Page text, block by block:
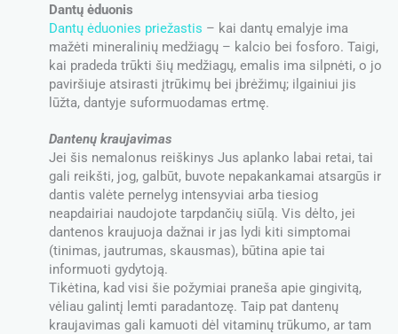
Dantų ėduonis
Dantų ėduonies priežastis – kai dantų emalyje ima
mažėti mineralinių medžiagų – kalcio bei fosforo. Taigi,
kai pradeda trūkti šių medžiagų, emalis ima silpnėti, o jo
paviršiuje atsirasti įtrūkimų bei įbrėžimų; ilgainiui jis
lūžta, dantyje suformuodamas ertmę.
Dantenų kraujavimas
Jei šis nemalonus reiškinys Jus aplanko labai retai, tai
gali reikšti, jog, galbūt, buvote nepakankamai atsargūs ir
dantis valėte pernelyg intensyviai arba tiesiog
neapdairiai naudojote tarpdančių siūlą. Vis dėlto, jei
dantenos kraujuoja dažnai ir jas lydi kiti simptomai
(tinimas, jautrumas, skausmas), būtina apie tai
informuoti gydytoją.
Tikėtina, kad visi šie požymiai praneša apie gingivitą,
vėliau galintį lemti paradantozę. Taip pat dantenų
kraujavimas gali kamuoti dėl vitaminų trūkumo, ar tam